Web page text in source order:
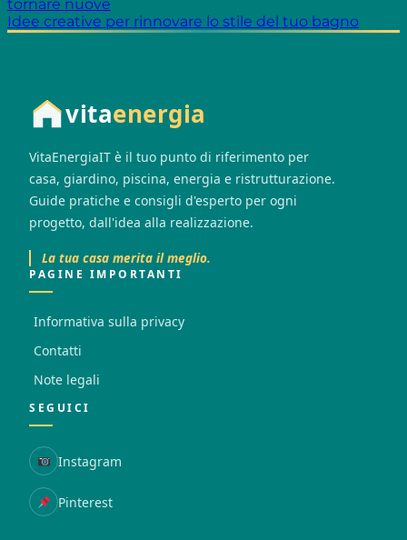
tornare nuove
Idee creative per rinnovare lo stile del tuo bagno
vitaenergia
VitaEnergiaIT è il tuo punto di riferimento per
casa, giardino, piscina, energia e ristrutturazione.
Guide pratiche e consigli d'esperto per ogni
progetto, dall'idea alla realizzazione.
La tua casa merita il meglio.
PAGINE IMPORTANTI
Informativa sulla privacy
Contatti
Note legali
SEGUICI
Instagram
Pinterest